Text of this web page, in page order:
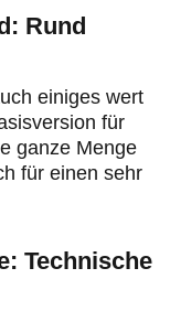
Rund
einiges wert
für
ganze Menge
für einen sehr
Technische